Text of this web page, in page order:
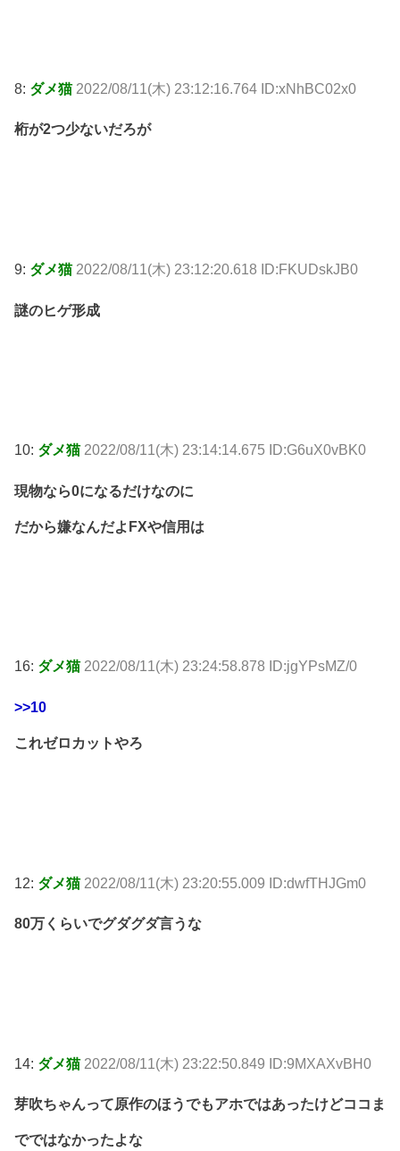
8: ダメ猫 2022/08/11(木) 23:12:16.764 ID:xNhBC02x0
桁が2つ少ないだろが
9: ダメ猫 2022/08/11(木) 23:12:20.618 ID:FKUDskJB0
謎のヒゲ形成
10: ダメ猫 2022/08/11(木) 23:14:14.675 ID:G6uX0vBK0
現物なら0になるだけなのに
だから嫌なんだよFXや信用は
16: ダメ猫 2022/08/11(木) 23:24:58.878 ID:jgYPsMZ/0
>>10
これゼロカットやろ
12: ダメ猫 2022/08/11(木) 23:20:55.009 ID:dwfTHJGm0
80万くらいでグダグダ言うな
14: ダメ猫 2022/08/11(木) 23:22:50.849 ID:9MXAXvBH0
芽吹ちゃんって原作のほうでもアホではあったけどココま
でではなかったよな